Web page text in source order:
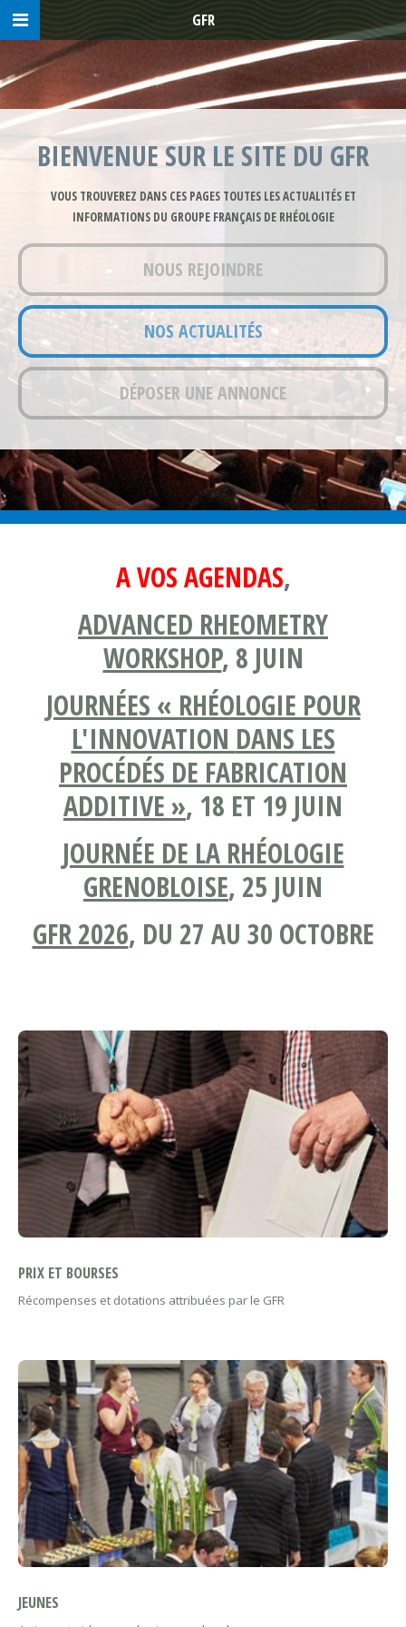
BIENVENUE SUR LE SITE DU GFR
VOUS TROUVEREZ DANS CES PAGES TOUTES LES ACTUALITÉS ET
INFORMATIONS DU GROUPE FRANÇAIS DE RHÉOLOGIE
NOUS REJOINDRE
NOS ACTUALITÉS
DÉPOSER UNE ANNONCE
A VOS AGENDAS,
ADVANCED RHEOMETRY
WORKSHOP, 8 JUIN
JOURNÉES « RHÉOLOGIE POUR
L'INNOVATION DANS LES
PROCÉDÉS DE FABRICATION
ADDITIVE », 18 ET 19 JUIN
JOURNÉE DE LA RHÉOLOGIE
GRENOBLOISE, 25 JUIN
GFR 2026, DU 27 AU 30 OCTOBRE
PRIX ET BOURSES
Récompenses et dotations attribuées par le GFR
JEUNES
GFR